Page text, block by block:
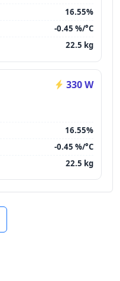
16.55%
-0.45 %/°C
22.5 kg
330 W
16.55%
-0.45 %/°C
22.5 kg